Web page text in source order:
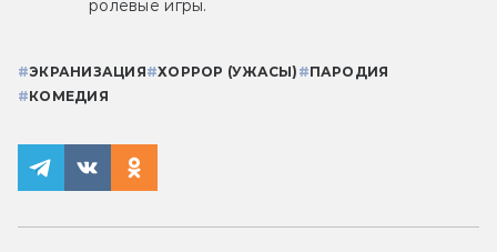
ролевые игры.
#ЭКРАНИЗАЦИЯ#ХОРРОР (УЖАСЫ) #ПАРОДИЯ
#КОМЕДИЯ